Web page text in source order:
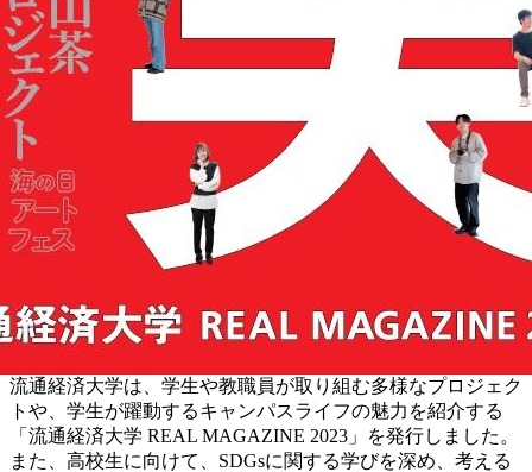
流通経済大学は、学生や教職員が取り組む多様なプロジェク
トや、学生が躍動するキャンパスライフの魅力を紹介する
「流通経済大学 REAL MAGAZINE 2023」を発行しました。
また、高校生に向けて、SDGsに関する学びを深め、考える